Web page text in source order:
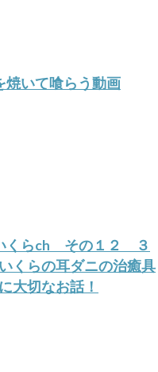
焼いて喰らう動画
くらch その１２ ３
くらの耳ダニの治癒具
大切なお話！